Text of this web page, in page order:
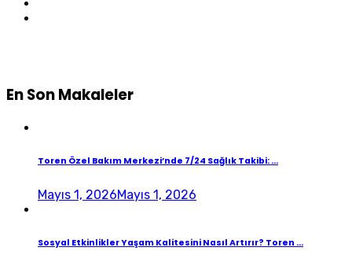
En Son Makaleler
Toren Özel Bakım Merkezi’nde 7/24 Sağlık Takibi: ...
Mayıs 1, 2026Mayıs 1, 2026
Sosyal Etkinlikler Yaşam Kalitesini Nasıl Artırır? Toren ...